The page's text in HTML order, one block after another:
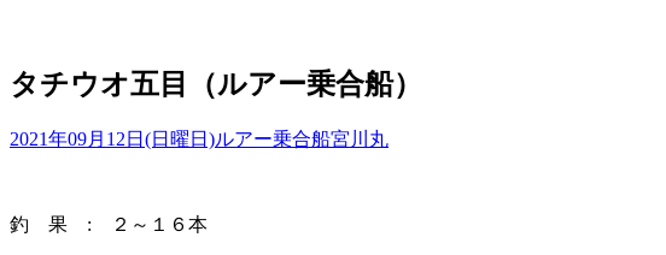
タチウオ五目（ルアー乗合船）
2021年09月12日(日曜日)ルアー乗合船宮川丸
釣 果 : ２～１６本